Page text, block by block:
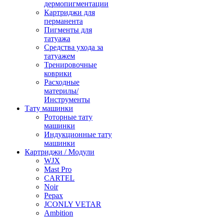
дермопигментации
Картриджи для
перманента
Пигменты для
татуажа
Средства ухода за
татуажем
Тренировочные
коврики
Расходные
материлы/
Инструменты
Тату машинки
Роторные тату
машинки
Индукционные тату
машинки
Картриджи / Модули
WJX
Mast Pro
CARTEL
Noir
Pepax
JCONLY VETAR
Ambition